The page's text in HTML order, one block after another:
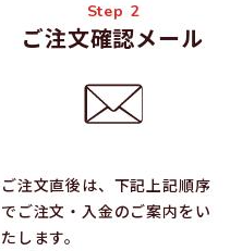
Step 2
ご注文確認メール
ご注⽂直後は、下記上記順序
でご注⽂・⼊⾦のご案内をい
たします。